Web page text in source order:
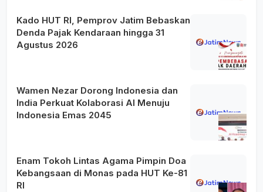
Kado HUT RI, Pemprov Jatim Bebaskan
Denda Pajak Kendaraan hingga 31
Agustus 2026
Wamen Nezar Dorong Indonesia dan
India Perkuat Kolaborasi AI Menuju
Indonesia Emas 2045
Enam Tokoh Lintas Agama Pimpin Doa
Kebangsaan di Monas pada HUT Ke-81
RI